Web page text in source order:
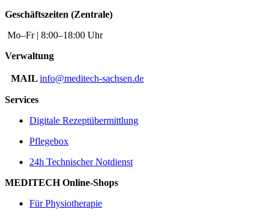
Geschäftszeiten (Zentrale)
Mo–Fr | 8:00–18:00 Uhr
Verwaltung
MAIL info@meditech-sachsen.de
Services
Digitale Rezeptübermittlung
Pflegebox
24h Technischer Notdienst
MEDITECH Online-Shops
Für Physiotherapie